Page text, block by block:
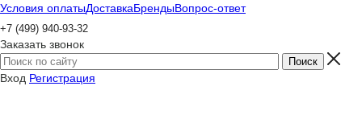
Условия оплатыДоставкаБрендыВопрос-ответ
+7 (499) 940-93-32
Заказать звонок
Вход Регистрация